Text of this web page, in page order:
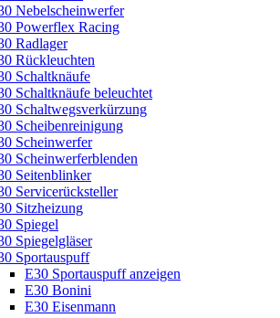
Nebelscheinwerfer
Powerflex Racing
Radlager
Rückleuchten
Schaltknäufe
Schaltknäufe beleuchtet
Schaltwegsverkürzung
Scheibenreinigung
Scheinwerfer
Scheinwerferblenden
Seitenblinker
Servicerücksteller
Sitzheizung
Spiegel
Spiegelgläser
Sportauspuff
E30 Sportauspuff anzeigen
E30 Bonini
E30 Eisenmann